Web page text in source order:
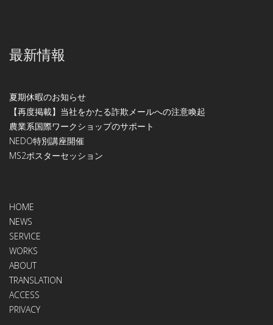
最新情報
夏期休暇のお知らせ
【再度掲載】当社をかたる詐欺メールへの注意喚起
農業系国際ワークショップのサポート
NEDO特別講座開催
МS2ポスターセッション
HOME
NEWS
SERVICE
WORKS
ABOUT
TRANSLATION
ACCESS
PRIVACY